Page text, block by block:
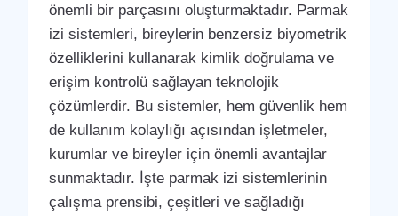
önemli bir parçasını oluşturmaktadır. Parmak
izi sistemleri, bireylerin benzersiz biyometrik
özelliklerini kullanarak kimlik doğrulama ve
erişim kontrolü sağlayan teknolojik
çözümlerdir. Bu sistemler, hem güvenlik hem
de kullanım kolaylığı açısından işletmeler,
kurumlar ve bireyler için önemli avantajlar
sunmaktadır. İşte parmak izi sistemlerinin
çalışma prensibi, çeşitleri ve sağladığı